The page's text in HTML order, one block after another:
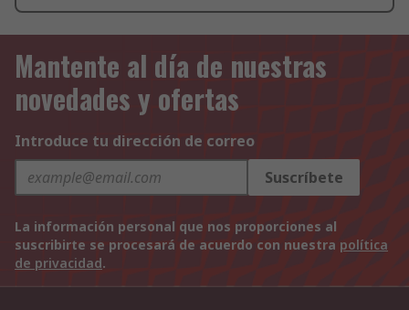
Mantente al día de nuestras
novedades y ofertas
Introduce tu dirección de correo
Suscríbete
La información personal que nos proporciones al
suscribirte se procesará de acuerdo con nuestra política
de privacidad.